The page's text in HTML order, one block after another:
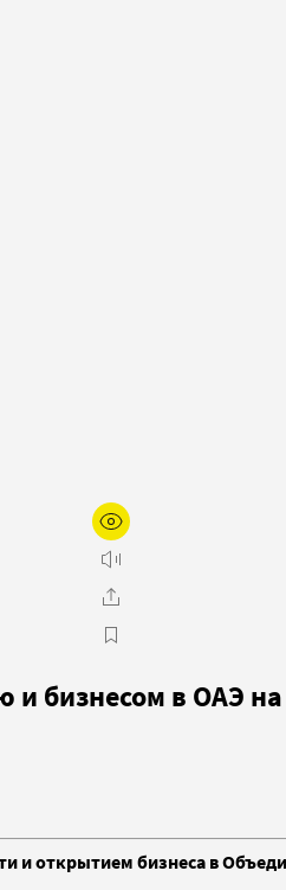
и бизнесом в ОАЭ
и открытием бизнеса в